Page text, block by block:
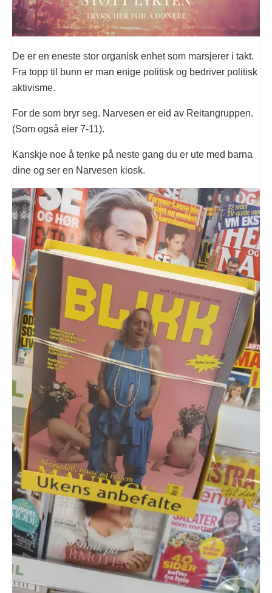
De er en eneste stor organisk enhet som marsjerer i takt.
Fra topp til bunn er man enige politisk og bedriver politisk
aktivisme.
For de som bryr seg. Narvesen er eid av Reitangruppen.
(Som også eier 7-11).
Kanskje noe å tenke på neste gang du er ute med barna
dine og ser en Narvesen kiosk.